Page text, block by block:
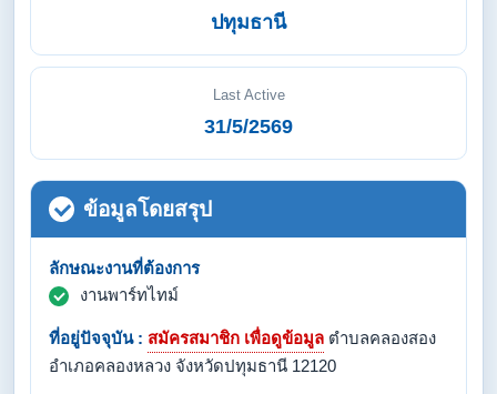
ปทุมธานี
Last Active
31/5/2569
ข้อมูลโดยสรุป
ลักษณะงานที่ต้องการ
งานพาร์ทไทม์
ที่อยู่ปัจจุบัน : สมัครสมาชิก เพื่อดูข้อมูล ตำบลคลองสอง
อำเภอคลองหลวง จังหวัดปทุมธานี 12120